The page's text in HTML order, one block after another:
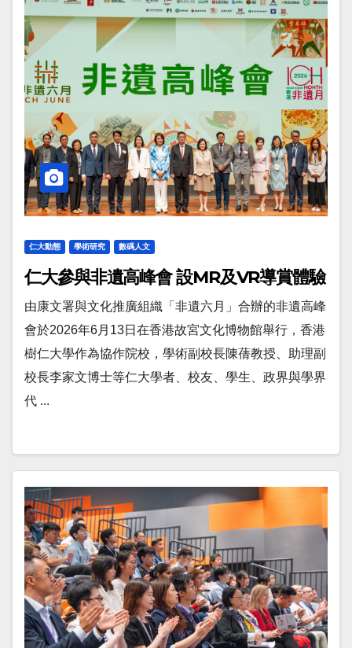
仁大動態 學術研究 數碼人文
仁大參與非遺高峰會 設MR及VR導賞體驗
由康文署與文化推廣組織「非遺六月」合辦的非遺高峰
會於2026年6月13日在香港故宮文化博物館舉行，香港
樹仁大學作為協作院校，學術副校長陳蒨教授、助理副
校長李家文博士等仁大學者、校友、學生、政界與學界
代 ...